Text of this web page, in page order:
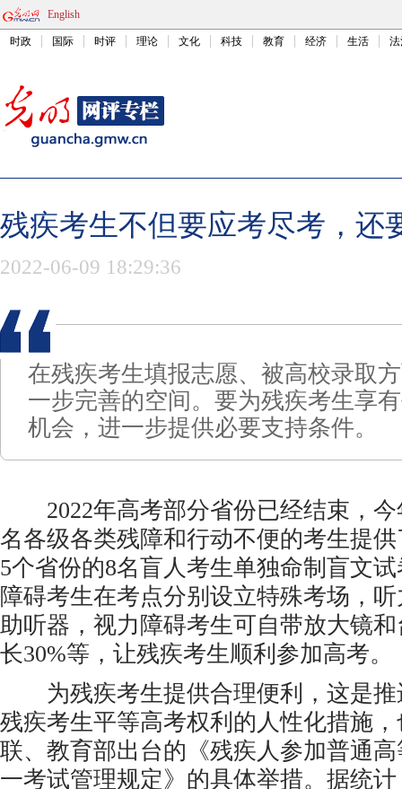
English
时政 国际 时评 理论 文化 科技 教育 经济 生活
残疾考生不但要应考尽考，还
2022-06-09 18:29:36
在残疾考生填报志愿、被高校录取
一步完善的空间。要为残疾考生享
机会，进一步提供必要支持条件。
2022年高考部分省份已经结束，今
名各级各类残障和行动不便的考生提
5个省份的8名盲人考生单独命制盲文
障碍考生在考点分别设立特殊考场，
助听器，视力障碍考生可自带放大镜
长30%等，让残疾考生顺利参加高考。
为残疾考生提供合理便利，这是推
残疾考生平等高考权利的人性化措施
联、教育部出台的《残疾人参加普通
一考试管理规定》的具体举措。据统